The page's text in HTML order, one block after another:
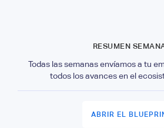
RESUMEN
Todas las semanas envíamos a tu
todos los avances en el
ABRIR EL